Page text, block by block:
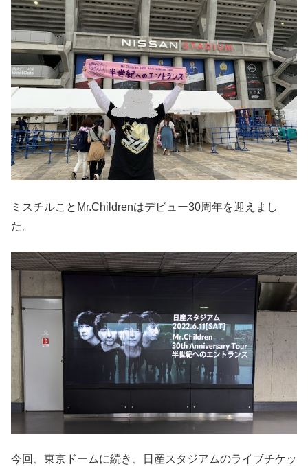
ミスチルことMr.Childrenはデビュー30周年を迎えまし
た。
今回、東京ドームに続き、日産スタジアムのライブチケッ